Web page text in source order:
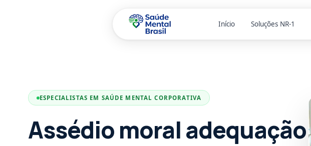
Início Soluções NR-1
ESPECIALISTAS EM SAÚDE MENTAL CORPORATIVA
Assédio moral adequação